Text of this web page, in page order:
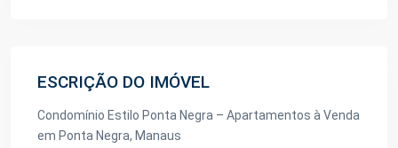
ESCRIÇÃO DO IMÓVEL
Condomínio Estilo Ponta Negra – Apartamentos à Venda
em Ponta Negra, Manaus